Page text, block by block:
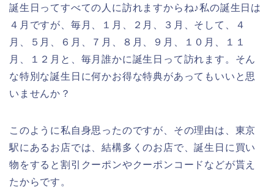
誕生日ってすべての人に訪れますからね♪私の誕生日は
４月ですが、毎月、１月、２月、３月、そして、４
月、５月、６月、７月、８月、９月、１０月、１１
月、１２月と、毎月誰かに誕生日って訪れます。そん
な特別な誕生日に何かお得な特典があってもいいと思
いませんか？
このように私自身思ったのですが、その理由は、東京
駅にあるお店では、結構多くのお店で、誕生日に買い
物をすると割引クーポンやクーポンコードなどが貰え
たからです。